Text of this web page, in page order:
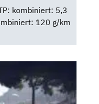
kombiniert: 5,3
120 g/km